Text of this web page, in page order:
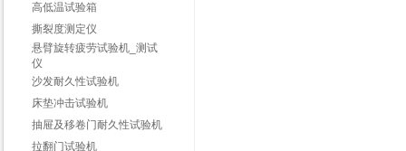
高低温试验箱
撕裂度测定仪
悬臂旋转疲劳试验机_测试
仪
沙发耐久性试验机
床垫冲击试验机
抽屉及移卷门耐久性试验机
拉翻门试验机